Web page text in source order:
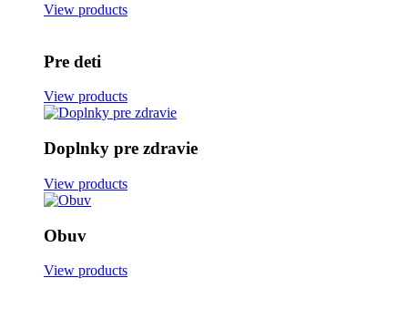
View products
Pre deti
View products
Doplnky pre zdravie
View products
Obuv
View products